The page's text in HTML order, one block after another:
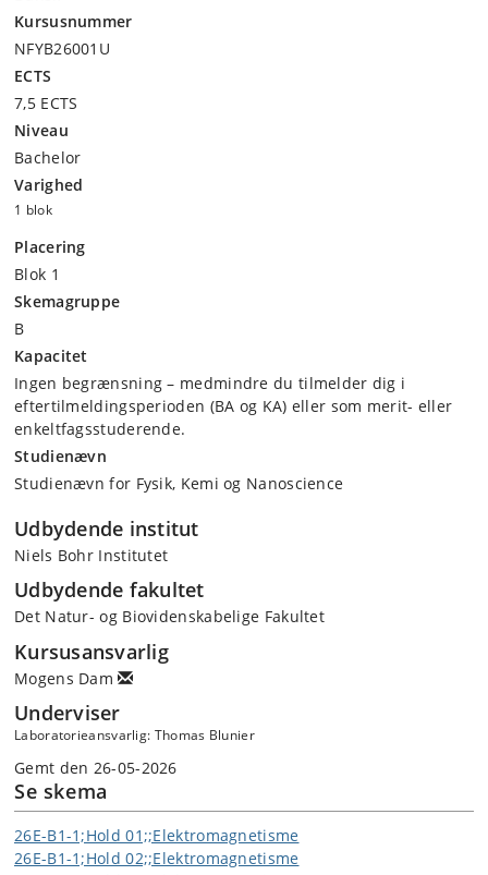
Kursusnummer
NFYB26001U
ECTS
7,5 ECTS
Niveau
Bachelor
Varighed
1 blok
Placering
Blok 1
Skemagruppe
B
Kapacitet
Ingen begrænsning – medmindre du tilmelder dig i
eftertilmeldingsperioden (BA og KA) eller som merit- eller
enkeltfagsstuderende.
Studienævn
Studienævn for Fysik, Kemi og Nanoscience
Udbydende institut
Niels Bohr Institutet
Udbydende fakultet
Det Natur- og Biovidenskabelige Fakultet
Kursusansvarlig
Mogens Dam
Underviser
Laboratorieansvarlig: Thomas Blunier
Gemt den 26-05-2026
Se skema
26E-B1-1;Hold 01;;Elektromagnetisme
26E-B1-1;Hold 02;;Elektromagnetisme